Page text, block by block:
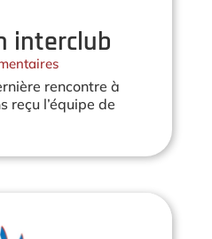
interclub
rencontre à
reçu l’équipe de